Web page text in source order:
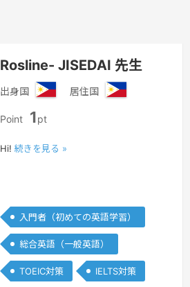
Rosline- JISEDAI 先生
出身国
ィ
ピ
居住国
Point 1pt
Hi! 続きを見る »
入門者（初めての英語学習）
総合英語（一般英語）
TOEIC対策 IELTS対策